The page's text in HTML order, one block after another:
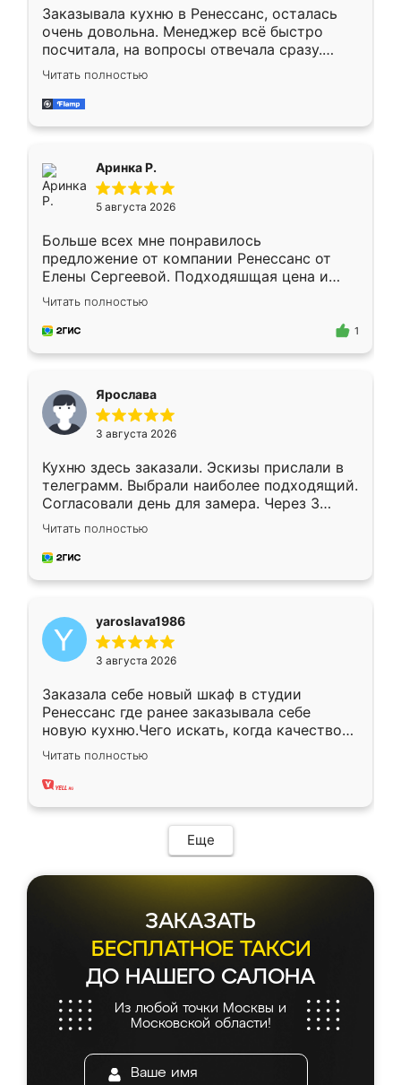
Заказывала кухню в Ренессанс, осталась
очень довольна. Менеджер всё быстро
посчитала, на вопросы отвечала сразу.
Замерщик приехал в субботу, подошёл к
делу со всей ответственностью. Собрали
за день, ребята работали аккуратно, даже
Читать полностью
Аринка Р.
5 августа 2026
Больше всех мне понравилось
предложение от компании Ренессанс от
Елены Сергеевой. Подходяшщая цена и
короткие сроки изготовления. Приехавший
для замера сотрудник Владислав
предложил по моему эскизу самый
Читать полностью
1
Ярослава
3 августа 2026
Кухню здесь заказали. Эскизы прислали в
телеграмм. Выбрали наиболее подходящий.
Согласовали день для замера. Через 3
недели кухня была уже готова. Остались
довольны работой. Спасибо Ренессанс
мебель за качественную работу!
Читать полностью
yaroslava1986
3 августа 2026
Заказала себе новый шкаф в студии
Ренессанс где ранее заказывала себе
новую кухню.Чего искать, когда качеством
вполне довольна. Служит кухня уже почти
два года, нареканий нет.
Читать полностью
Еще
ЗАКАЗАТЬ
БЕСПЛАТНОЕ ТАКСИ
ДО НАШЕГО САЛОНА
Из любой точки Москвы и
Московской области!